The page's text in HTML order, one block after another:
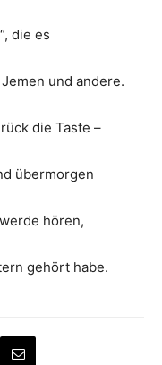
die es
und andere.
die Taste –
übermorgen
hören,
gehört habe.